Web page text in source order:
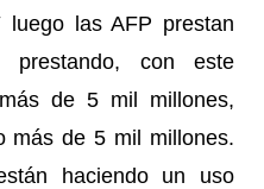
las AFP prestan
con este
de 5 mil millones,
más de 5 mil millones.
haciendo un uso